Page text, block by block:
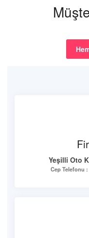
Yeşilli Oto
Cep Telefonu :